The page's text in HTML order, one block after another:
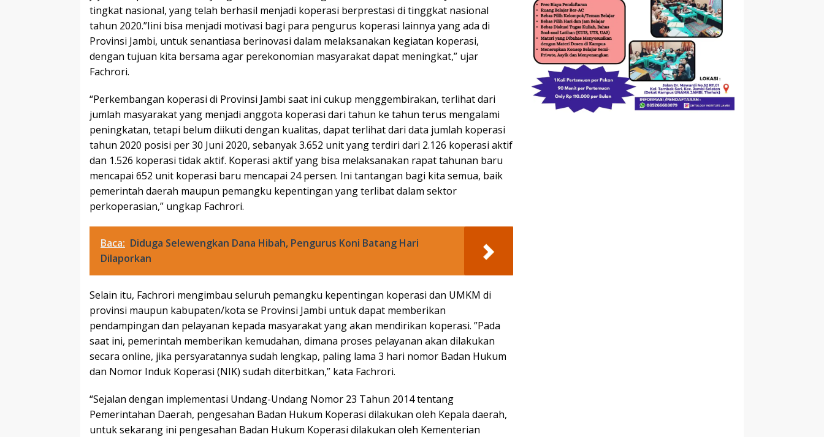
tingkat nasional, yang telah berhasil menjadi koperasi berprestasi di tinggkat nasional
tahun 2020.”Iini bisa menjadi motivasi bagi para pengurus koperasi lainnya yang ada di
Provinsi Jambi, untuk senantiasa berinovasi dalam melaksanakan kegiatan koperasi,
dengan tujuan kita bersama agar perekonomian masyarakat dapat meningkat,” ujar
Fachrori.
“Perkembangan koperasi di Provinsi Jambi saat ini cukup menggembirakan, terlihat dari
jumlah masyarakat yang menjadi anggota koperasi dari tahun ke tahun terus mengalami
peningkatan, tetapi belum diikuti dengan kualitas, dapat terlihat dari data jumlah koperasi
tahun 2020 posisi per 30 Juni 2020, sebanyak 3.652 unit yang terdiri dari 2.126 koperasi aktif
dan 1.526 koperasi tidak aktif. Koperasi aktif yang bisa melaksanakan rapat tahunan baru
mencapai 652 unit koperasi baru mencapai 24 persen. Ini tantangan bagi kita semua, baik
pemerintah daerah maupun pemangku kepentingan yang terlibat dalam sektor
perkoperasian,” ungkap Fachrori.
Baca: Diduga Selewengkan Dana Hibah, Pengurus Koni Batang Hari
Dilaporkan
Selain itu, Fachrori mengimbau seluruh pemangku kepentingan koperasi dan UMKM di
provinsi maupun kabupaten/kota se Provinsi Jambi untuk dapat memberikan
pendampingan dan pelayanan kepada masyarakat yang akan mendirikan koperasi. ”Pada
saat ini, pemerintah memberikan kemudahan, dimana proses pelayanan akan dilakukan
secara online, jika persyaratannya sudah lengkap, paling lama 3 hari nomor Badan Hukum
dan Nomor Induk Koperasi (NIK) sudah diterbitkan,” kata Fachrori.
“Sejalan dengan implementasi Undang-Undang Nomor 23 Tahun 2014 tentang
Pemerintahan Daerah, pengesahan Badan Hukum Koperasi dilakukan oleh Kepala daerah,
untuk sekarang ini pengesahan Badan Hukum Koperasi dilakukan oleh Kementerian